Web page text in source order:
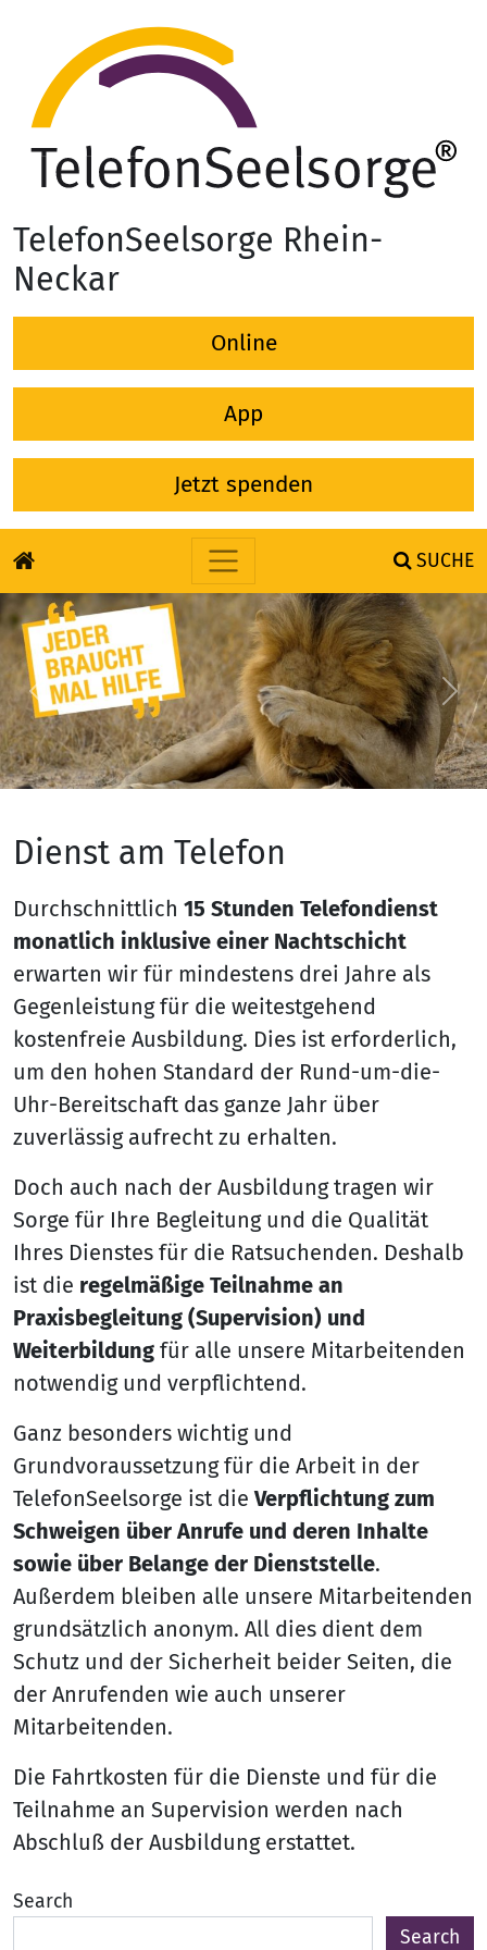
TelefonSeelsorge Rhein-
Neckar
Online
App
Jetzt spenden
Skip to content
SUCHE
Previous
Dienst am Telefon
Durchschnittlich 15 Stunden Telefondienst
monatlich inklusive einer Nachtschicht
erwarten wir für mindestens drei Jahre als
Gegenleistung für die weitestgehend
kostenfreie Ausbildung. Dies ist erforderlich,
um den hohen Standard der Rund-um-die-
Uhr-Bereitschaft das ganze Jahr über
zuverlässig aufrecht zu erhalten.
Doch auch nach der Ausbildung tragen wir
Sorge für Ihre Begleitung und die Qualität
Ihres Dienstes für die Ratsuchenden. Deshalb
ist die regelmäßige Teilnahme an
Praxisbegleitung (Supervision) und
Weiterbildung für alle unsere Mitarbeitenden
notwendig und verpflichtend.
Ganz besonders wichtig und
Grundvoraussetzung für die Arbeit in der
TelefonSeelsorge ist dieVerpflichtung zum
Schweigen über Anrufe und deren Inhalte
sowie über Belange der Dienststelle.
Außerdem bleiben alle unsere Mitarbeitenden
grundsätzlich anonym. All dies dient dem
Schutz und der Sicherheit beider Seiten, die
der Anrufenden wie auch unserer
Mitarbeitenden.
Die Fahrtkosten für die Dienste und für die
Teilnahme an Supervision werden nach
Abschluß der Ausbildung erstattet.
Search
Search